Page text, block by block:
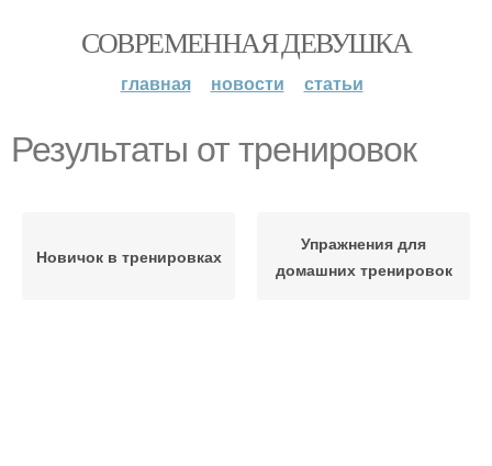
СОВРЕМЕННАЯ ДЕВУШКА
главная новости статьи
Результаты от тренировок
Новичок в тренировках
Упражнения для
домашних тренировок